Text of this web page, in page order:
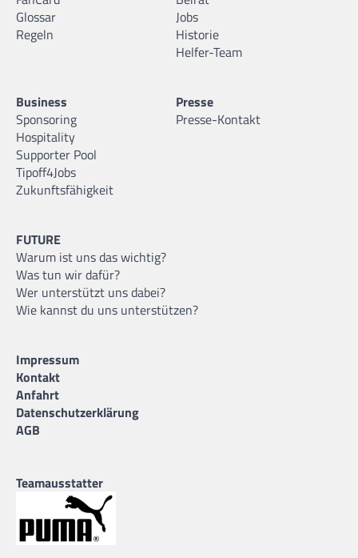
Glossar
Regeln
Jobs
Historie
Helfer-Team
Business
Sponsoring
Hospitality
Supporter Pool
Tipoff4Jobs
Zukunftsfähigkeit
Presse
Presse-Kontakt
FUTURE
Warum ist uns das wichtig?
Was tun wir dafür?
Wer unterstützt uns dabei?
Wie kannst du uns unterstützen?
Impressum
Kontakt
Anfahrt
Datenschutzerklärung
AGB
Teamausstatter